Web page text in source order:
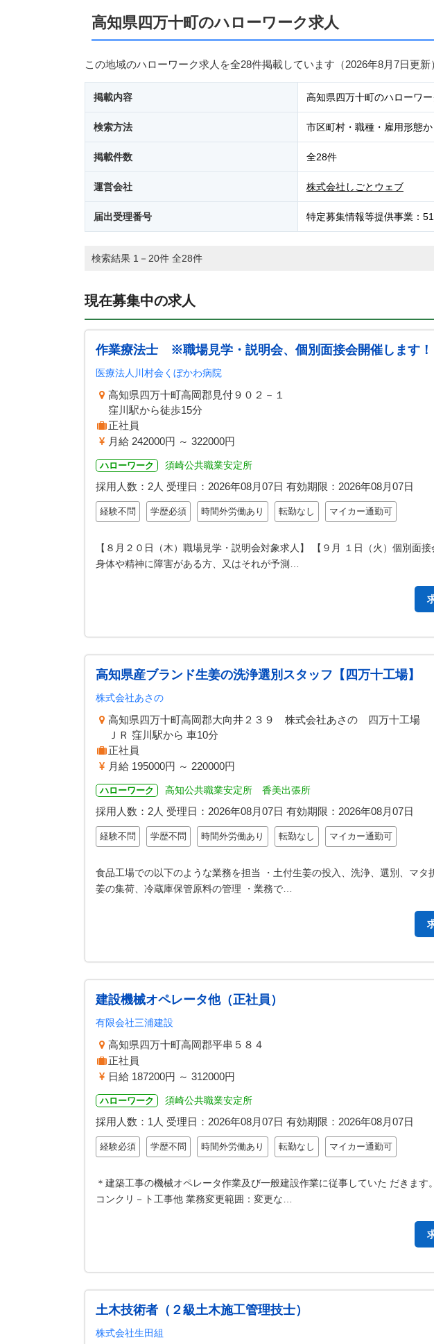
高知県四万十町のハローワーク求人
この地域のハローワーク求人を全28件掲載しています（2026年8月7日更新
掲載内容 高知県四万十町のハローワー
検索方法 市区町村・職種・雇用形態
掲載件数 全28件
運営会社 株式会社しごとウェブ
届出受理番号 特定募集情報等提供事業：
検索結果 1－20件 全28件
現在募集中の求人
作業療法士 ※職場見学・説明会、個別面接会開催します！
医療法人川村会くぼかわ病院
高知県四万十町高岡郡見付９０２－１
窪川駅から徒歩15分
正社員
月給 242000円 ～ 322000円
ハローワーク 須崎公共職業安定所
採用人数：2人 受理日： 2026年08月07日 有効期限： 2026年08月07日
経験不問 学歴必須 時間外労働あり 転勤なし マイカー通勤可
【８月２０日（木）職場見学・説明会対象求人】 【９月 １日（火）個別
身体や精神に障害がある方、又はそれが予測…
高知県産ブランド生姜の洗浄選別スタッフ【四万十工場】
株式会社あさの
高知県四万十町高岡郡大向井２３９ 株式会社あさの 四万十工場
ＪＲ 窪川駅から 車10分
正社員
月給 195000円 ～ 220000円
ハローワーク 高知公共職業安定所 香美出張所
採用人数：2人 受理日： 2026年08月07日 有効期限： 2026年08月07日
経験不問 学歴不問 時間外労働あり 転勤なし マイカー通勤可
食品工場での以下のような業務を担当 ・土付生姜の投入、洗浄、選別、マ
姜の集荷、冷蔵庫保管原料の管理 ・業務で…
建設機械オペレータ他（正社員）
有限会社三浦建設
高知県四万十町高岡郡平串５８４
正社員
日給 187200円 ～ 312000円
ハローワーク 須崎公共職業安定所
採用人数：1人 受理日： 2026年08月07日 有効期限： 2026年08月07日
経験必須 学歴不問 時間外労働あり 転勤なし マイカー通勤可
＊建築工事の機械オペレータ作業及び一般建設作業に従事していた だきま
コンクリ－ト工事他 業務変更範囲：変更な…
土木技術者（２級土木施工管理技士）
株式会社生田組